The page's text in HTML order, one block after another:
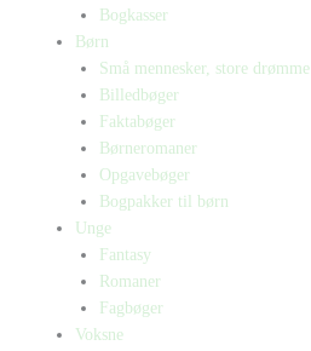
Bogkasser
Børn
Små mennesker, store drømme
Billedbøger
Faktabøger
Børneromaner
Opgavebøger
Bogpakker til børn
Unge
Fantasy
Romaner
Fagbøger
Voksne